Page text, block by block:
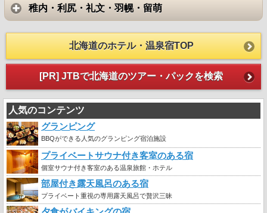
稚内・利尻・礼文・羽幌・留萌
北海道のホテル・温泉宿TOP
[PR] JTBで北海道のツアー・パックを検索
人気のコンテンツ
グランピング
BBQができる人気のグランピング宿泊施設
プライベートサウナ付き客室のある宿
個室サウナ付き客室のある温泉旅館・ホテル
部屋付き露天風呂のある宿
プライベート重視の専用露天風呂で贅沢三昧